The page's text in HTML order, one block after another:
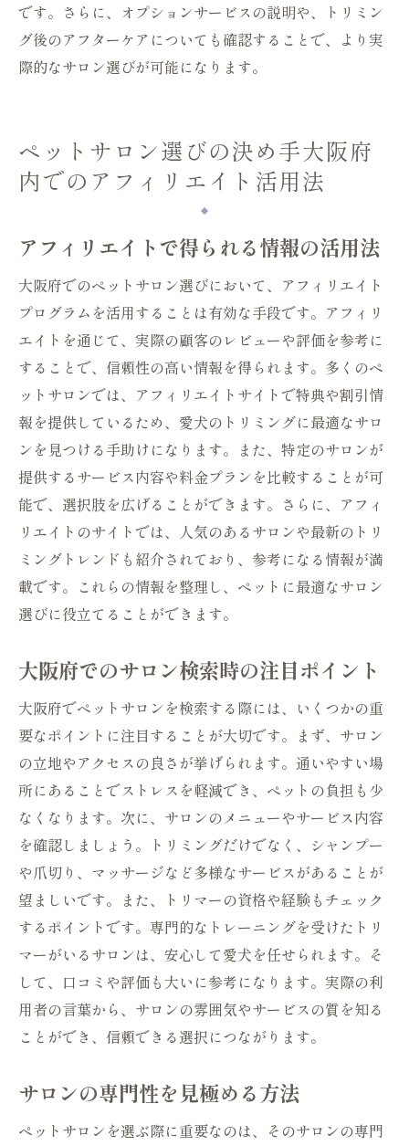
です。さらに、オプションサービスの説明や、トリミン
グ後のアフターケアについても確認することで、より実
際的なサロン選びが可能になります。
ペットサロン選びの決め手大阪府
内でのアフィリエイト活用法
アフィリエイトで得られる情報の活用法
大阪府でのペットサロン選びにおいて、アフィリエイト
プログラムを活用することは有効な手段です。アフィリ
エイトを通じて、実際の顧客のレビューや評価を参考に
することで、信頼性の高い情報を得られます。多くのペ
ットサロンでは、アフィリエイトサイトで特典や割引情
報を提供しているため、愛犬のトリミングに最適なサロ
ンを見つける手助けになります。また、特定のサロンが
提供するサービス内容や料金プランを比較することが可
能で、選択肢を広げることができます。さらに、アフィ
リエイトのサイトでは、人気のあるサロンや最新のトリ
ミングトレンドも紹介されており、参考になる情報が満
載です。これらの情報を整理し、ペットに最適なサロン
選びに役立てることができます。
大阪府でのサロン検索時の注目ポイント
大阪府でペットサロンを検索する際には、いくつかの重
要なポイントに注目することが大切です。まず、サロン
の立地やアクセスの良さが挙げられます。通いやすい場
所にあることでストレスを軽減でき、ペットの負担も少
なくなります。次に、サロンのメニューやサービス内容
を確認しましょう。トリミングだけでなく、シャンプー
や爪切り、マッサージなど多様なサービスがあることが
望ましいです。また、トリマーの資格や経験もチェック
するポイントです。専門的なトレーニングを受けたトリ
マーがいるサロンは、安心して愛犬を任せられます。そ
して、口コミや評価も大いに参考になります。実際の利
用者の言葉から、サロンの雰囲気やサービスの質を知る
ことができ、信頼できる選択につながります。
サロンの専門性を見極める方法
ペットサロンを選ぶ際に重要なのは、そのサロンの専門